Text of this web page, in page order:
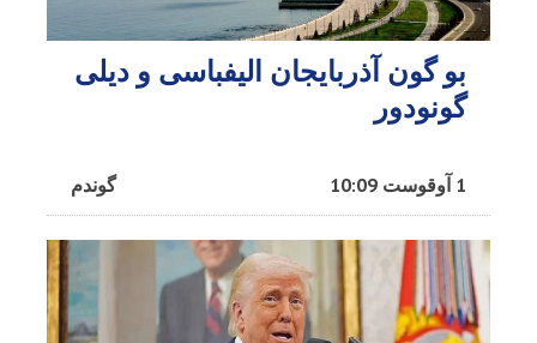
بو گون آذربایجان الیفباسی و دیلی
گونودور
گوندم 1 آوقوست 10:09